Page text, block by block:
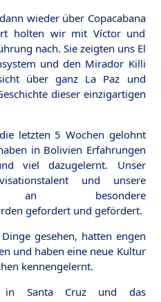
wieder über Copacabana
holten wir mit Víctor und
nach. Sie zeigten uns El
und den Mirador Killi
über ganz La Paz und
dieser einzigartigen
letzten 5 Wochen gelohnt
in Bolivien Erfahrungen
viel dazugelernt. Unser
und unsere
an besondere
gefordert und gefördert.
gesehen, hatten engen
und haben eine neue Kultur
kennengelernt.
in Santa Cruz und das